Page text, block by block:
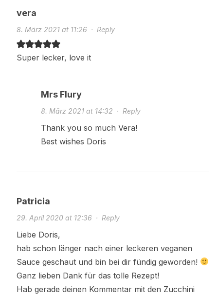
vera
8. März 2021 at 11:26· Reply
Super lecker, love it
Mrs Flury
8. März 2021 at 14:32 · Reply
Thank you so much Vera!
Best wishes Doris
Patricia
29. April 2020 at 12:36· Reply
Liebe Doris,
hab schon länger nach einer leckeren veganen
Sauce geschaut und bin bei dir fündig geworden!
Ganz lieben Dank für das tolle Rezept!
Hab gerade deinen Kommentar mit den Zucchini